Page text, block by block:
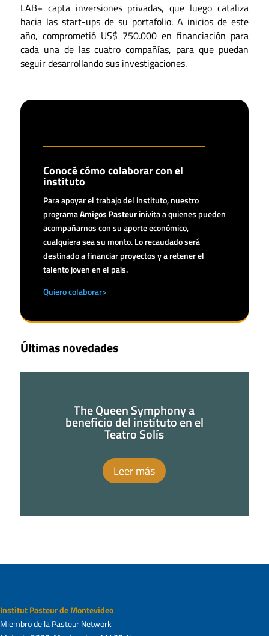
LAB+ capta inversiones privadas, que luego cataliza
hacia las start-ups de su portafolio. A inicios de este
año, comprometió US$ 750.000 en financiación para
cada una de las cuatro compañías, para que puedan
seguir desarrollando sus investigaciones.
Conocé cómo colaborar con el
instituto
Para apoyar el trabajo del instituto, nuestro
programaAmigos Pasteur inivita a quienes pueden
acompañarnos con su aporte económico,
cualquiera sea su monto. Lo recaudado será
destinado a financiar proyectos y a retener el
talento joven en el país.
Quiero colaborar>
Últimas novedades
The Queen Symphony a
beneficio del instituto en el
Teatro Solís
Leer más
Institut Pasteur de Montevideo
Miembro de la Pasteur Network